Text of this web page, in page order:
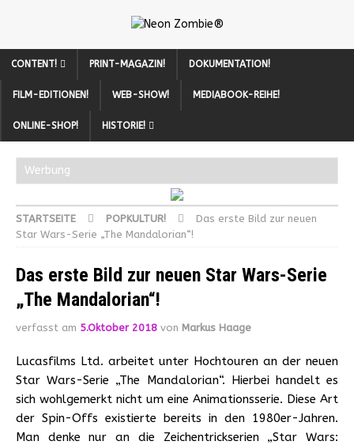
CONTENT! PRINT-MAGAZIN! DOKUMENTATION!
FILM-EDITIONEN! WEB-SHOW! MEDIABOOK-REIHE!
ONLINE-SHOP! HISTORIE!
Werbung
STARTSEITE POPKULTUR!
Das erste Bild zur neuen
Star Wars-Serie „The Mandalorian“!
Das erste Bild zur neuen Star Wars-Serie
„The Mandalorian“!
verfasst am 5.Oktober 2018 von Markus Haage
Lucasfilms Ltd. arbeitet unter Hochtouren an der neuen
Star Wars-Serie „The Mandalorian“. Hierbei handelt es
sich wohlgemerkt nicht um eine Animationsserie. Diese Art
der Spin-Offs existierte bereits in den 1980er-Jahren.
Man denke nur an die Zeichentrickserien „Star Wars: